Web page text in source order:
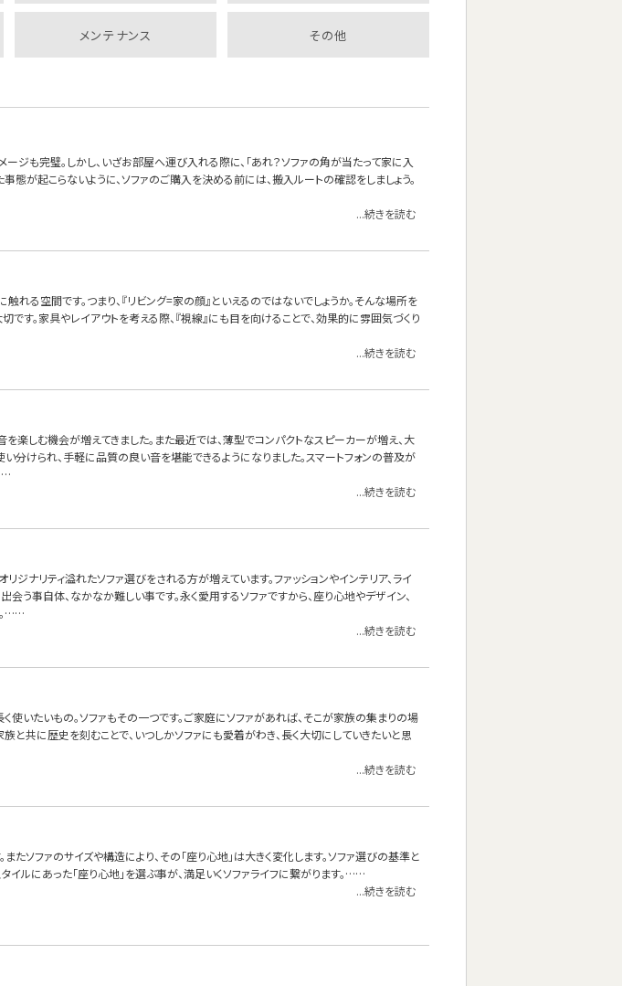
メンテナンス その他
ジも完璧。しかし、いざお部屋へ運び入れる際に、「あれ？ソファの角が当たって家に入
事態が起こらないように、ソファのご購入を決める前には、搬入ルートの確認をしましょう。
...続きを読む
れる空間です。つまり、『リビング=家の顔』といえるのではないでしょうか。そんな場所を
す。家具やレイアウトを考える際、『視線』にも目を向けることで、効果的に雰囲気づくり
...続きを読む
楽しむ機会が増えてきました。また最近では、薄型でコンパクトなスピーカーが増え、大
分けられ、手軽に品質の良い音を堪能できるようになりました。スマートフォンの普及が
...続きを読む
ジナリティ溢れたソファ選びをされる方が増えています。ファッションやインテリア、ライ
う事自体、なかなか難しい事です。永く愛用するソファですから、座り心地やデザイン、
……
...続きを読む
いたいもの。ソファもその一つです。ご家庭にソファがあれば、そこが家族の集まりの場
族と共に歴史を刻むことで、いつしかソファにも愛着がわき、長く大切にしていきたいと思
...続きを読む
またソファのサイズや構造により、その「座り心地」は大きく変化します。ソファ選びの基準と
イルにあった「座り心地」を選ぶ事が、満足いくソファライフに繋がります。……
...続きを読む